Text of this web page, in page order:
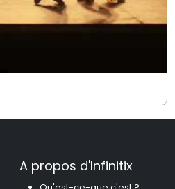
A propos d'Infinitix